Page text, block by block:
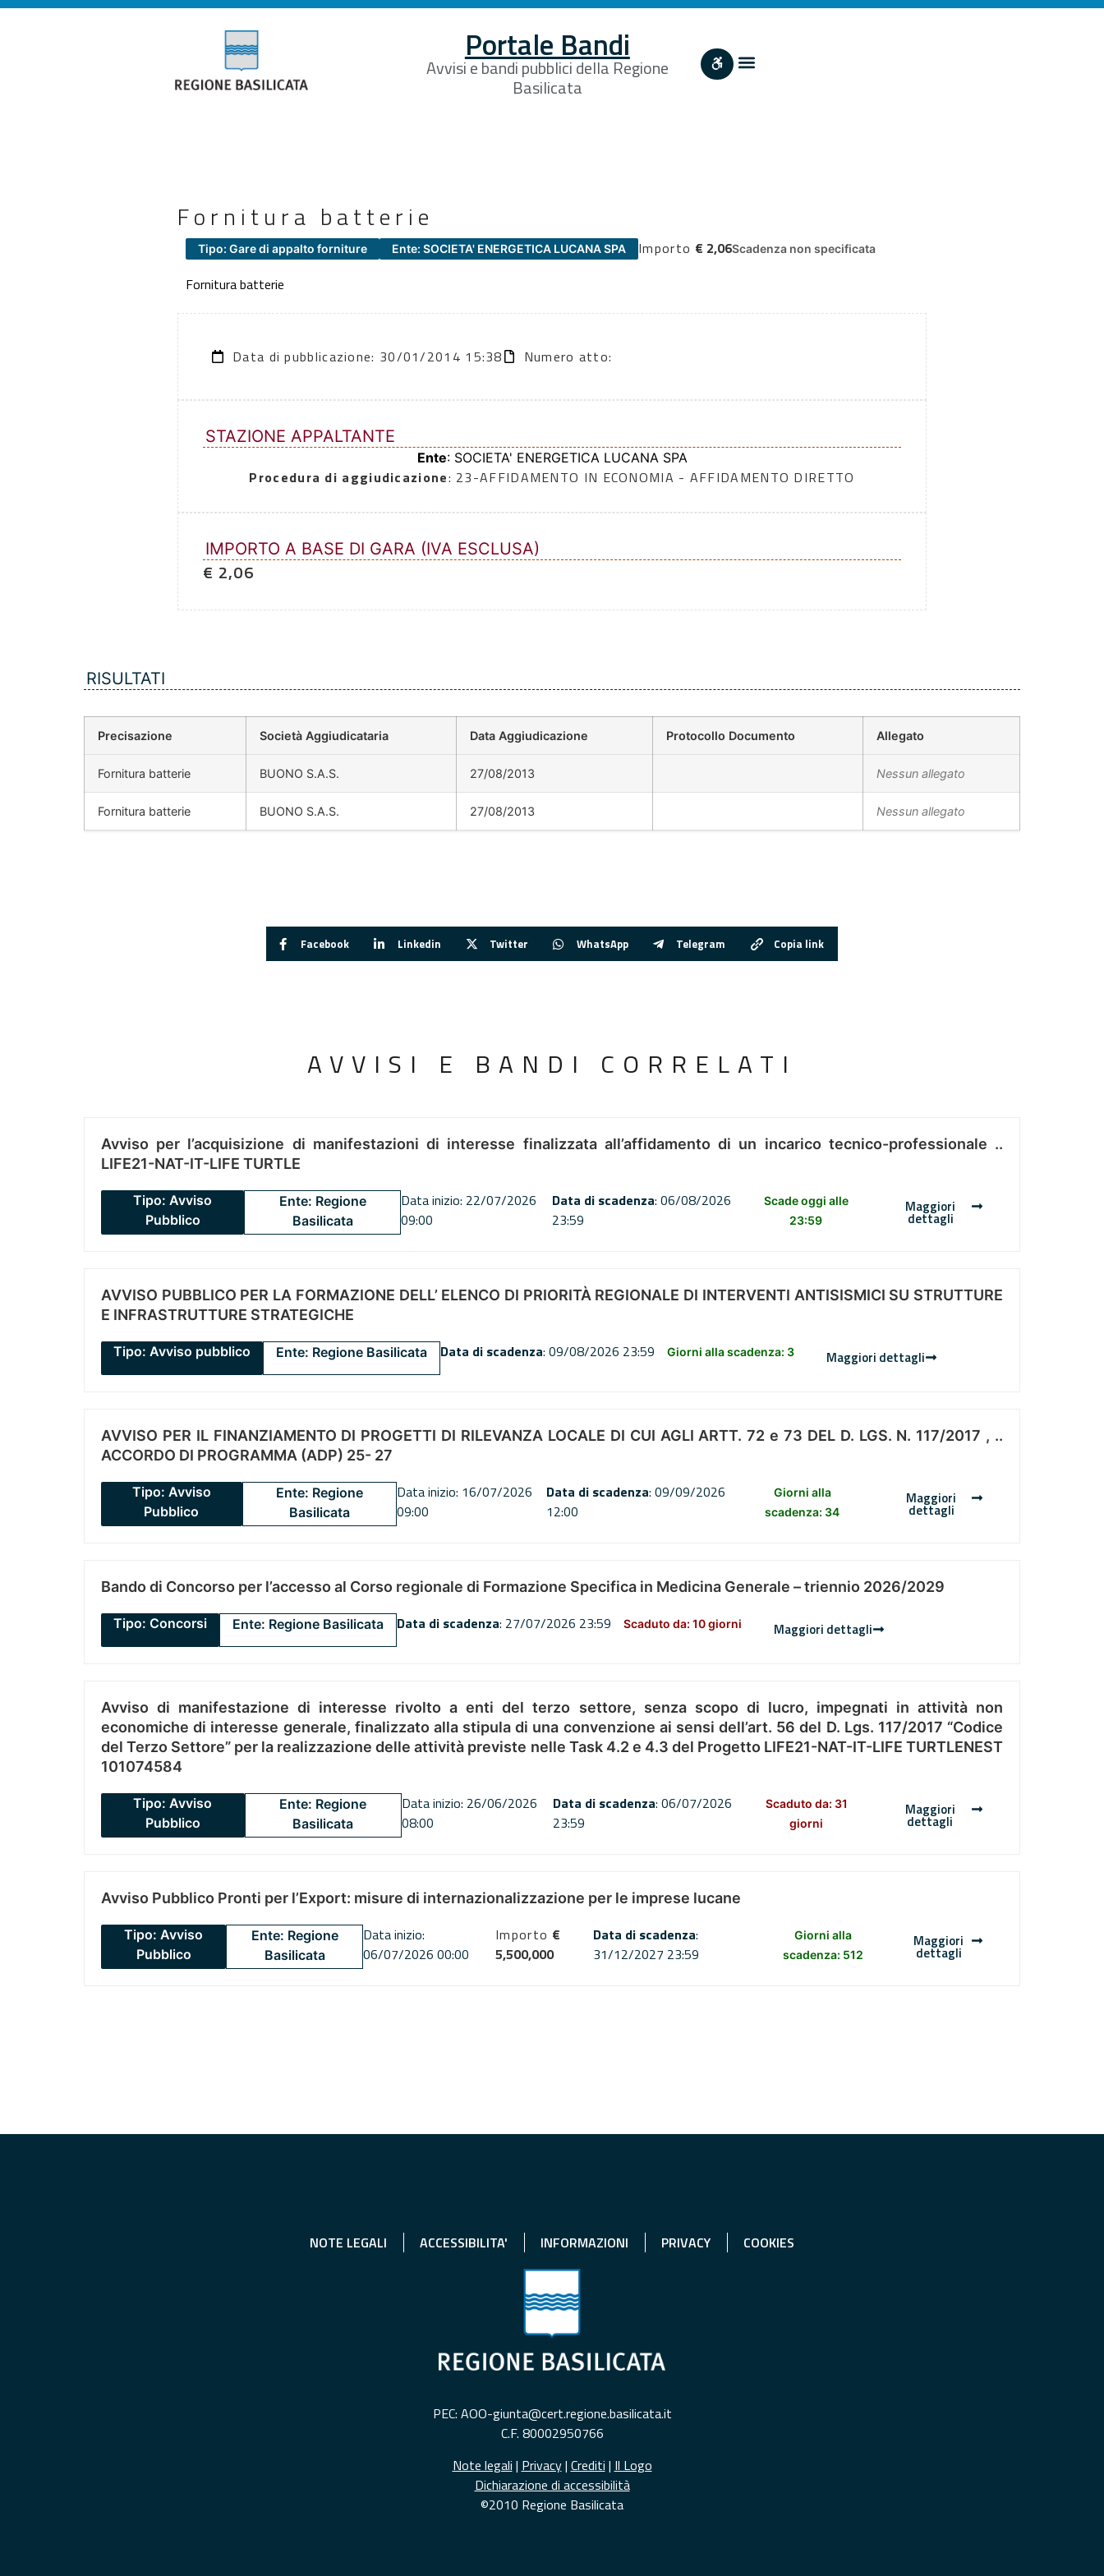
Portale Bandi
Avvisi e bandi pubblici della Regione
Basilicata
Fornitura batterie
Tipo: Gare di appalto forniture Ente: SOCIETA' ENERGETICA LUCANA SPA Importo € 2,06Scadenza non specificata
Fornitura batterie
Data di pubblicazione: 30/01/2014 15:38 Numero atto:
STAZIONE APPALTANTE
Ente: SOCIETA' ENERGETICA LUCANA SPA
Procedura di aggiudicazione: 23-AFFIDAMENTO IN ECONOMIA - AFFIDAMENTO DIRETTO
IMPORTO A BASE DI GARA (IVA ESCLUSA)
€ 2,06
RISULTATI
Precisazione Società Aggiudicataria Data Aggiudicazione Protocollo Documento Allegato
Fornitura batterie BUONO S.A.S. 27/08/2013 Nessun allegato
Fornitura batterie BUONO S.A.S. 27/08/2013 Nessun allegato
Facebook Linkedin Twitter WhatsApp Telegram Copia link
AVVISI E BANDI CORRELATI
Avviso per l’acquisizione di manifestazioni di interesse finalizzata all’affidamento di un incarico tecnico-professionale ..
LIFE21-NAT-IT-LIFE TURTLE
Tipo: Avviso
Pubblico
Ente: Regione
Basilicata
Data inizio: 22/07/2026
09:00
Data di scadenza: 06/08/2026
23:59
Scade oggi alle
23:59
Maggiori
dettagli
AVVISO PUBBLICO PER LA FORMAZIONE DELL’ ELENCO DI PRIORITÀ REGIONALE DI INTERVENTI ANTISISMICI SU STRUTTURE
E INFRASTRUTTURE STRATEGICHE
Tipo: Avviso pubblico Ente: Regione Basilicata Data di scadenza: 09/08/2026 23:59 Giorni alla scadenza: 3 Maggiori dettagli
AVVISO PER IL FINANZIAMENTO DI PROGETTI DI RILEVANZA LOCALE DI CUI AGLI ARTT. 72 e 73 DEL D. LGS. N. 117/2017 , ..
ACCORDO DI PROGRAMMA (ADP) 25- 27
Tipo: Avviso
Pubblico
Ente: Regione
Basilicata
Data inizio: 16/07/2026
09:00
Data di scadenza: 09/09/2026
12:00
Giorni alla
scadenza: 34
Maggiori
dettagli
Bando di Concorso per l’accesso al Corso regionale di Formazione Specifica in Medicina Generale – triennio 2026/2029
Tipo: Concorsi Ente: Regione Basilicata Data di scadenza: 27/07/2026 23:59 Scaduto da: 10 giorni Maggiori dettagli
Avviso di manifestazione di interesse rivolto a enti del terzo settore, senza scopo di lucro, impegnati in attività non
economiche di interesse generale, finalizzato alla stipula di una convenzione ai sensi dell’art. 56 del D. Lgs. 117/2017 “Codice
del Terzo Settore” per la realizzazione delle attività previste nelle Task 4.2 e 4.3 del Progetto LIFE21-NAT-IT-LIFE TURTLENEST
101074584
Tipo: Avviso
Pubblico
Ente: Regione
Basilicata
Data inizio: 26/06/2026
08:00
Data di scadenza: 06/07/2026
23:59
Scaduto da: 31
giorni
Maggiori
dettagli
Avviso Pubblico Pronti per l’Export: misure di internazionalizzazione per le imprese lucane
Tipo: Avviso
Pubblico
Ente: Regione
Basilicata
Data inizio:
06/07/2026 00:00
Importo €
5,500,000
Data di scadenza:
31/12/2027 23:59
Giorni alla
scadenza: 512
Maggiori
dettagli
NOTE LEGALI ACCESSIBILITA' INFORMAZIONI PRIVACY COOKIES
PEC: AOO-giunta@cert.regione.basilicata.it
C.F. 80002950766
Note legali | Privacy| Crediti | Il Logo
Dichiarazione di accessibilità
©2010 Regione Basilicata